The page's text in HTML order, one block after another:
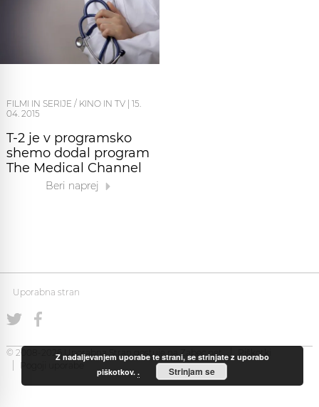
FILMI IN SERIJE / KINO IN TV 15.
04. 2015
T-2 je v programsko
shemo dodal program
The Medical Channel
Beri naprej
Uporabna stran
© 2008-2026 Uporabna Stran gostuje na Zabec.net
Piškotki
Pogoji uporabe
Z nadaljevanjem uporabe te strani, se strinjate z uporabo
piškotkov.. Strinjam se